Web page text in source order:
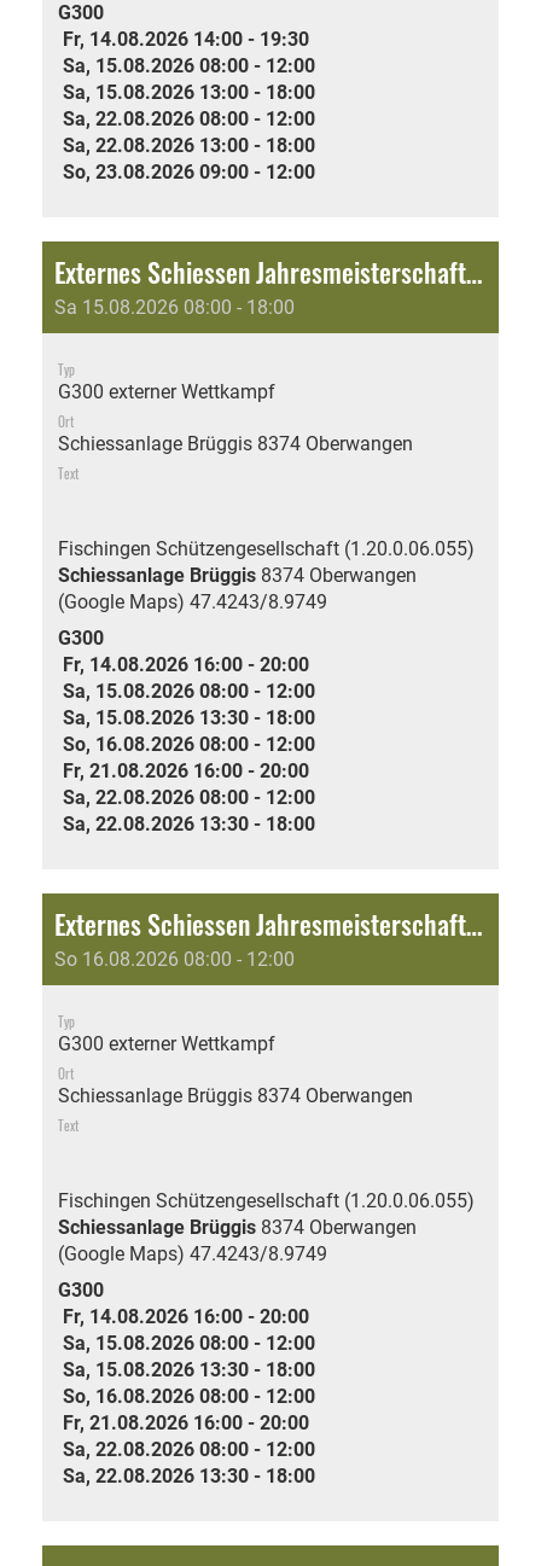
G300
Fr, 14.08.2026 14:00 - 19:30
Sa, 15.08.2026 08:00 - 12:00
Sa, 15.08.2026 13:00 - 18:00
Sa, 22.08.2026 08:00 - 12:00
Sa, 22.08.2026 13:00 - 18:00
So, 23.08.2026 09:00 - 12:00
Externes Schiessen Jahresmeisterschaft: Jubiläumsschiessen 150 Jahre Schützengesellschaft Fischingen
Sa 15.08.2026 08:00 - 18:00
Typ
G300 externer Wettkampf
Ort
Schiessanlage Brüggis 8374 Oberwangen
Text
Fischingen Schützengesellschaft (1.20.0.06.055)
Schiessanlage Brüggis 8374 Oberwangen
(Google Maps) 47.4243/8.9749
G300
Fr, 14.08.2026 16:00 - 20:00
Sa, 15.08.2026 08:00 - 12:00
Sa, 15.08.2026 13:30 - 18:00
So, 16.08.2026 08:00 - 12:00
Fr, 21.08.2026 16:00 - 20:00
Sa, 22.08.2026 08:00 - 12:00
Sa, 22.08.2026 13:30 - 18:00
Externes Schiessen Jahresmeisterschaft: Jubiläumsschiessen 150 Jahre Schützengesellschaft Fischingen
So 16.08.2026 08:00 - 12:00
Typ
G300 externer Wettkampf
Ort
Schiessanlage Brüggis 8374 Oberwangen
Text
Fischingen Schützengesellschaft (1.20.0.06.055)
Schiessanlage Brüggis 8374 Oberwangen
(Google Maps) 47.4243/8.9749
G300
Fr, 14.08.2026 16:00 - 20:00
Sa, 15.08.2026 08:00 - 12:00
Sa, 15.08.2026 13:30 - 18:00
So, 16.08.2026 08:00 - 12:00
Fr, 21.08.2026 16:00 - 20:00
Sa, 22.08.2026 08:00 - 12:00
Sa, 22.08.2026 13:30 - 18:00